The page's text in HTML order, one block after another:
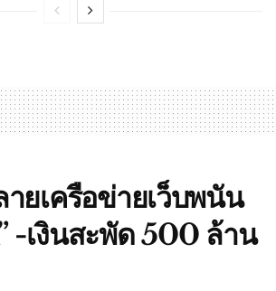
ยเครือข่ายเว็บพนัน
-เงินสะพัด 500 ล้าน